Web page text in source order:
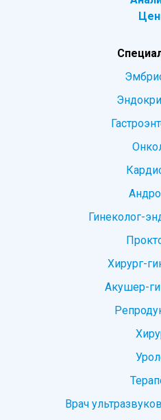
Гинеколог-
Хирург-
Акушер-
Врач